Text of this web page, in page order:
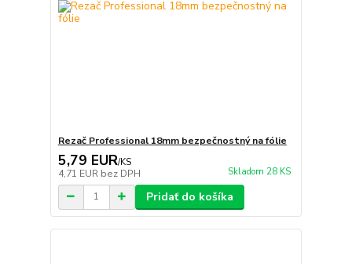
Rezač Professional 18mm bezpečnostný na fólie
5,79 EUR/KS
4,71 EUR bez DPH Skladom 28 KS
Pridať do košíka